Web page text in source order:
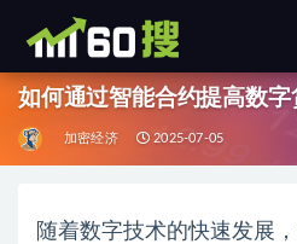
如何通过智能合约提高数字
加密经济 2025-07-05
随着数字技术的快速发展